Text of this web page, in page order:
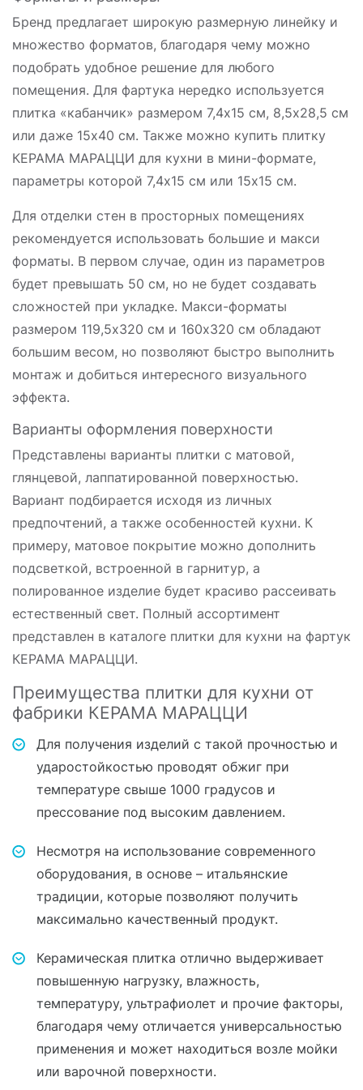
Бренд предлагает широкую размерную линейку и
множество форматов, благодаря чему можно
подобрать удобное решение для любого
помещения. Для фартука нередко используется
плитка «кабанчик» размером 7,4х15 см, 8,5х28,5 см
или даже 15х40 см. Также можно купить плитку
КЕРАМА МАРАЦЦИ для кухни в мини-формате,
параметры которой 7,4х15 см или 15х15 см.
Для отделки стен в просторных помещениях
рекомендуется использовать большие и макси
форматы. В первом случае, один из параметров
будет превышать 50 см, но не будет создавать
сложностей при укладке. Макси-форматы
размером 119,5х320 см и 160х320 см обладают
большим весом, но позволяют быстро выполнить
монтаж и добиться интересного визуального
эффекта.
Варианты оформления поверхности
Представлены варианты плитки с матовой,
глянцевой, лаппатированной поверхностью.
Вариант подбирается исходя из личных
предпочтений, а также особенностей кухни. К
примеру, матовое покрытие можно дополнить
подсветкой, встроенной в гарнитур, а
полированное изделие будет красиво рассеивать
естественный свет. Полный ассортимент
представлен в каталоге плитки для кухни на фартук
КЕРАМА МАРАЦЦИ.
Преимущества плитки для кухни от
фабрики КЕРАМА МАРАЦЦИ
Для получения изделий с такой прочностью и
ударостойкостью проводят обжиг при
температуре свыше 1000 градусов и
прессование под высоким давлением.
Несмотря на использование современного
оборудования, в основе – итальянские
традиции, которые позволяют получить
максимально качественный продукт.
Керамическая плитка отлично выдерживает
повышенную нагрузку, влажность,
температуру, ультрафиолет и прочие факторы,
благодаря чему отличается универсальностью
применения и может находиться возле мойки
или варочной поверхности.